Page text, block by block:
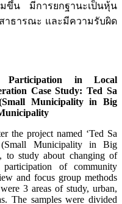
ขึ้น มีการยกฐานะเป็นหุ้น
าธารณะ และมีความรับผิด
Participation in Local
Case Study: Ted Sa
Municipality in Big
the project named ‘Ted Sa
Municipality in Big
to study about changing of
of community
and focus group methods
3 areas of study, urban,
The samples were divided